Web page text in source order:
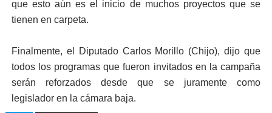
que esto aún es el inicio de muchos proyectos que se
tienen en carpeta.
Finalmente, el Diputado Carlos Morillo (Chijo), dijo que
todos los programas que fueron invitados en la campaña
serán reforzados desde que se juramente como
legislador en la cámara baja.